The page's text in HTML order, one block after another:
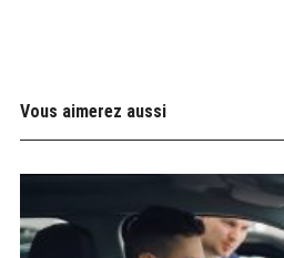
Vous aimerez aussi